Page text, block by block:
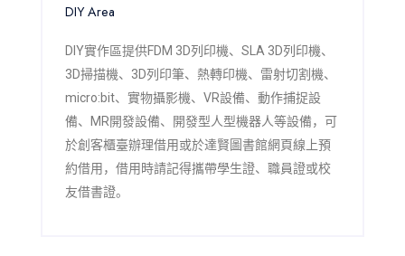
DIY Area
DIY實作區提供FDM 3D列印機、SLA 3D列印機、
3D掃描機、3D列印筆、熱轉印機、雷射切割機、
micro:bit、實物攝影機、VR設備、動作捕捉設
備、MR開發設備、開發型人型機器人等設備，可
於創客櫃臺辦理借用或於達賢圖書館網頁線上預
約借用，借用時請記得攜帶學生證、職員證或校
友借書證。